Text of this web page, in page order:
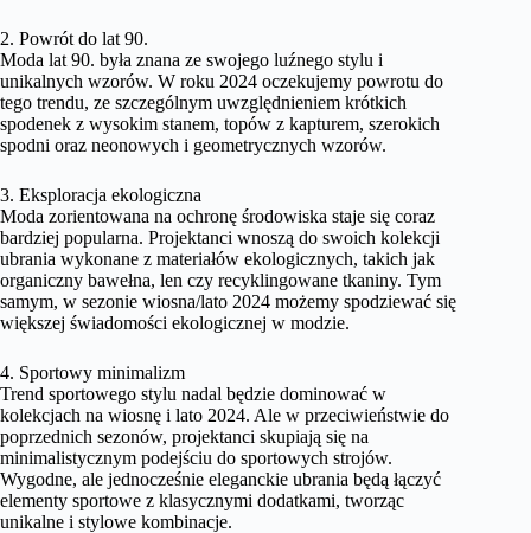
2. Powrót do lat 90.
Moda lat 90. była znana ze swojego luźnego stylu i
unikalnych wzorów. W roku 2024 oczekujemy powrotu do
tego trendu, ze szczególnym uwzględnieniem krótkich
spodenek z wysokim stanem, topów z kapturem, szerokich
spodni oraz neonowych i geometrycznych wzorów.
3. Eksploracja ekologiczna
Moda zorientowana na ochronę środowiska staje się coraz
bardziej popularna. Projektanci wnoszą do swoich kolekcji
ubrania wykonane z materiałów ekologicznych, takich jak
organiczny bawełna, len czy recyklingowane tkaniny. Tym
samym, w sezonie wiosna/lato 2024 możemy spodziewać się
większej świadomości ekologicznej w modzie.
4. Sportowy minimalizm
Trend sportowego stylu nadal będzie dominować w
kolekcjach na wiosnę i lato 2024. Ale w przeciwieństwie do
poprzednich sezonów, projektanci skupiają się na
minimalistycznym podejściu do sportowych strojów.
Wygodne, ale jednocześnie eleganckie ubrania będą łączyć
elementy sportowe z klasycznymi dodatkami, tworząc
unikalne i stylowe kombinacje.